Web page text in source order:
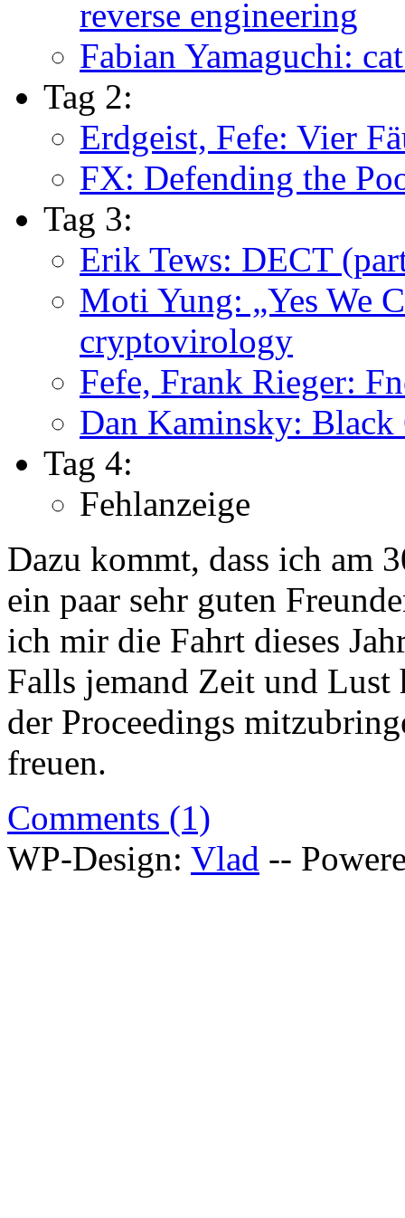
reverse engineering
Fabian Yamaguchi:
Tag 2:
Erdgeist, Fefe: Vier
FX: Defending the
Tag 3:
Erik Tews: DECT
Moti Yung: „Yes We
cryptovirology
Fefe, Frank Rieger:
Dan Kaminsky:
Tag 4:
Fehlanzeige
Dazu kommt, dass ich am
ein paar sehr guten
ich mir die Fahrt dieses
Falls jemand Zeit und Lust
der Proceedings
freuen.
Comments (1)
WP-Design: Vlad --